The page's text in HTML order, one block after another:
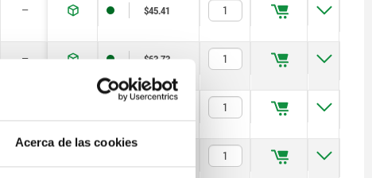
Acerca de las cookies
— $45.41
— $63.73